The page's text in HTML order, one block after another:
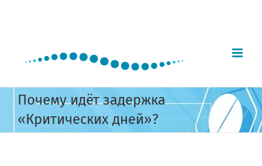
Почему идёт задержка
«Критических дней»?